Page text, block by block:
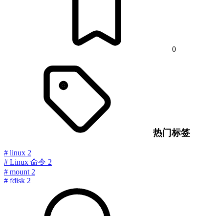
0
热门标签
# linux 2
# Linux 命令 2
# mount 2
# fdisk 2